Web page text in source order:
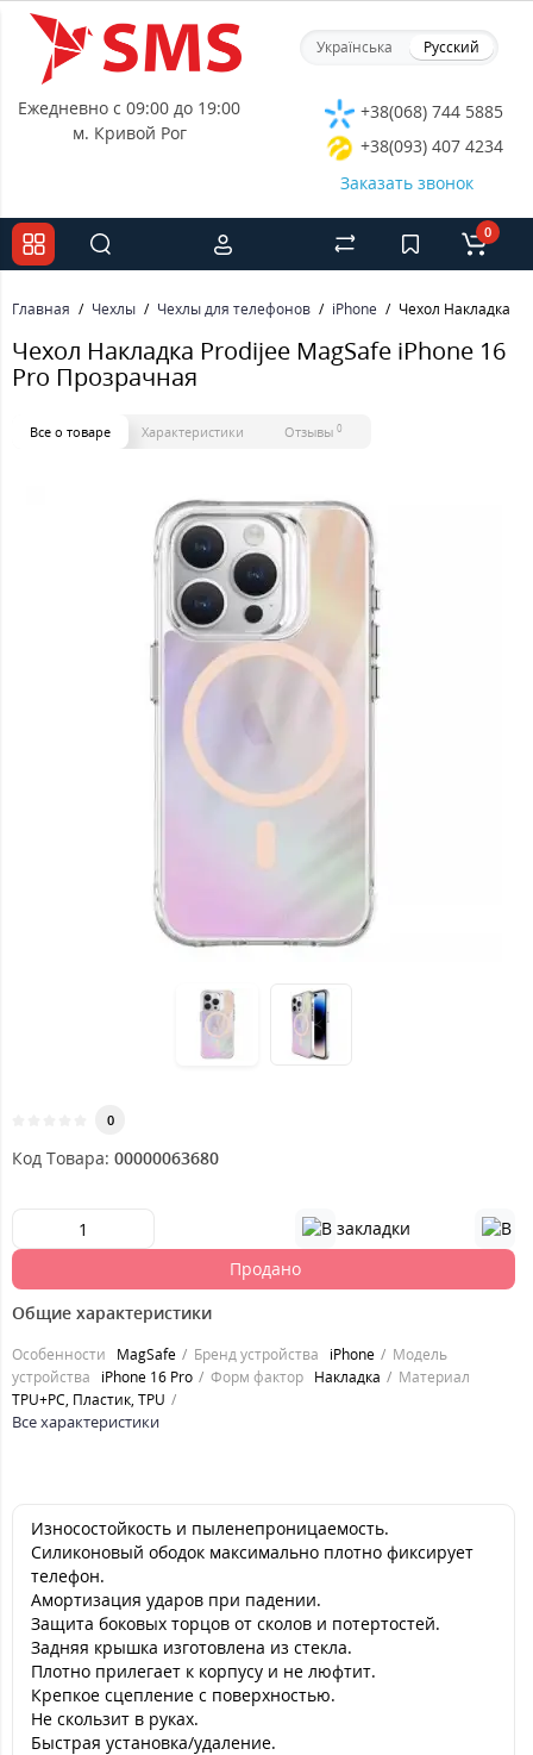
Українська Русский
Ежедневно с 09:00 до 19:00
м. Кривой Рог
+38(068) 744 5885
+38(093) 407 4234
Заказать звонок
0
Главная Чехлы Чехлы для телефонов iPhone Чехол Накладка
Чехол Накладка Prodijee MagSafe iPhone 16
Pro Прозрачная
Все о товаре Характеристики Отзывы 0
0
Код Товара: 00000063680
Продано
Общие характеристики
Особенности MagSafe Бренд устройства iPhone
Модель
устройства
iPhone 16 Pro Форм фактор Накладка
Материал
TPU+PC, Пластик, TPU
Все характеристики
Износостойкость и пыленепроницаемость.
Силиконовый ободок максимально плотно фиксирует
телефон.
Амортизация ударов при падении.
Защита боковых торцов от сколов и потертостей.
Задняя крышка изготовлена из стекла.
Плотно прилегает к корпусу и не люфтит.
Крепкое сцепление с поверхностью.
Не скользит в руках.
Быстрая установка/удаление.